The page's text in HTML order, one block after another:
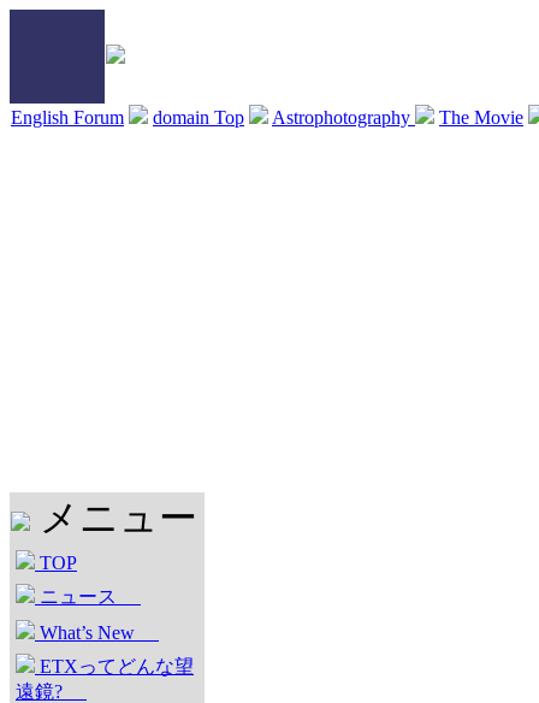
English Forum domain Top Astrophotography The Movie
メニュー
TOP
ニュース
What’s New
ETXってどんな望
遠鏡?